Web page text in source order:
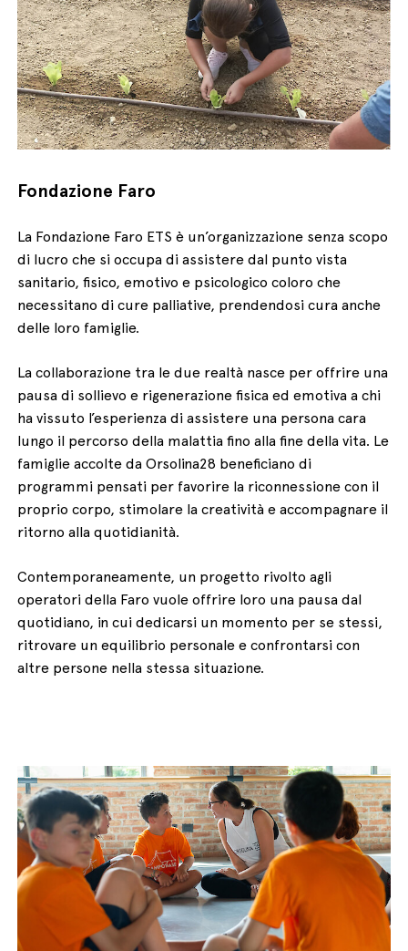
Fondazione Faro
La Fondazione Faro ETS è un’organizzazione senza scopo
di lucro che si occupa di assistere dal punto vista
sanitario, fisico, emotivo e psicologico coloro che
necessitano di cure palliative, prendendosi cura anche
delle loro famiglie.
La collaborazione tra le due realtà nasce per offrire una
pausa di sollievo e rigenerazione fisica ed emotiva a chi
ha vissuto l’esperienza di assistere una persona cara
lungo il percorso della malattia fino alla fine della vita. Le
famiglie accolte da Orsolina28 beneficiano di
programmi pensati per favorire la riconnessione con il
proprio corpo, stimolare la creatività e accompagnare il
ritorno alla quotidianità.
Contemporaneamente, un progetto rivolto agli
operatori della Faro vuole offrire loro una pausa dal
quotidiano, in cui dedicarsi un momento per se stessi,
ritrovare un equilibrio personale e confrontarsi con
altre persone nella stessa situazione.